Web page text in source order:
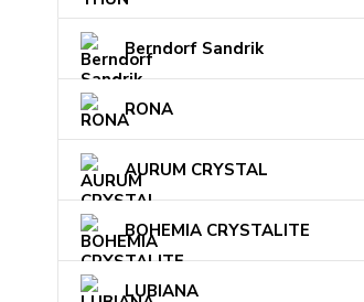
Berndorf Sandrik
RONA
AURUM CRYSTAL
BOHEMIA CRYSTALITE
LUBIANA